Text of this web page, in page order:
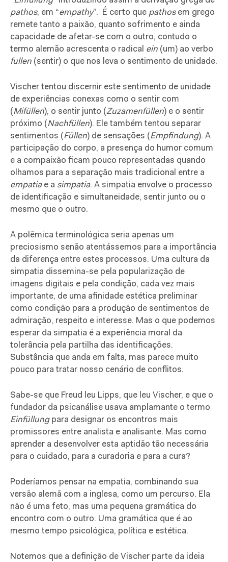
pathos, em “empathy”. É certo que pathosem grego
remete tanto a paixão, quanto sofrimento e ainda
capacidade de afetar-se com o outro, contudo o
termo alemão acrescenta o radical ein (um) ao verbo
fullen (sentir) o que nos leva o sentimento de unidade.
Vischer tentou discernir este sentimento de unidade
de experiências conexas como o sentir com
(Mifüllen), o sentir junto (Zuzamenfüllen) e o sentir
próximo (Nachfüllen). Ele também tentou separar
sentimentos (Füllen) de sensações (Empfindung). A
participação do corpo, a presença do humor comum
e a compaixão ficam pouco representadas quando
olhamos para a separação mais tradicional entre a
empatiae a simpatia. A simpatia envolve o processo
de identificação e simultaneidade, sentir junto ou o
mesmo que o outro.
A polêmica terminológica seria apenas um
preciosismo senão atentássemos para a importância
da diferença entre estes processos. Uma cultura da
simpatia dissemina-se pela popularização de
imagens digitais e pela condição, cada vez mais
importante, de uma afinidade estética preliminar
como condição para a produção de sentimentos de
admiração, respeito e interesse. Mas o que podemos
esperar da simpatia é a experiência moral da
tolerância pela partilha das identificações.
Substância que anda em falta, mas parece muito
pouco para tratar nosso cenário de conflitos.
Sabe-se que Freud leu Lipps, que leu Vischer, e que o
fundador da psicanálise usava amplamante o termo
Einfüllungpara designar os encontros mais
promissores entre analista e analisante. Mas como
aprender a desenvolver esta aptidão tão necessária
para o cuidado, para a curadoria e para a cura?
Poderíamos pensar na empatia, combinando sua
versão alemã com a inglesa, como um percurso. Ela
não é uma feto, mas uma pequena gramática do
encontro com o outro. Uma gramática que é ao
mesmo tempo psicológica, política e estética.
Notemos que a definição de Vischer parte da ideia